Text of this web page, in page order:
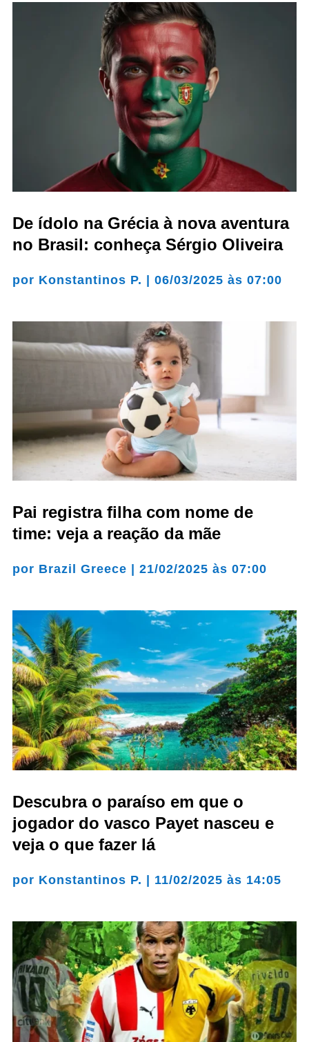
De ídolo na Grécia à nova aventura
no Brasil: conheça Sérgio Oliveira
por Konstantinos P. | 06/03/2025 às 07:00
Pai registra filha com nome de
time: veja a reação da mãe
por Brazil Greece 21/02/2025 às 07:00
Descubra o paraíso em que o
jogador do vasco Payet nasceu e
veja o que fazer lá
por Konstantinos P. 11/02/2025 às 14:05